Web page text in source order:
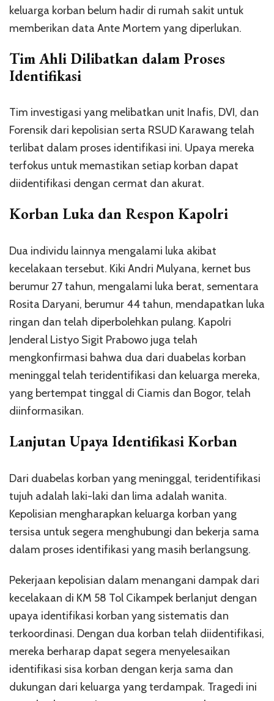
keluarga korban belum hadir di rumah sakit untuk
memberikan data Ante Mortem yang diperlukan.
Tim Ahli Dilibatkan dalam Proses
Identifikasi
Tim investigasi yang melibatkan unit Inafis, DVI, dan
Forensik dari kepolisian serta RSUD Karawang telah
terlibat dalam proses identifikasi ini. Upaya mereka
terfokus untuk memastikan setiap korban dapat
diidentifikasi dengan cermat dan akurat.
Korban Luka dan Respon Kapolri
Dua individu lainnya mengalami luka akibat
kecelakaan tersebut. Kiki Andri Mulyana, kernet bus
berumur 27 tahun, mengalami luka berat, sementara
Rosita Daryani, berumur 44 tahun, mendapatkan luka
ringan dan telah diperbolehkan pulang. Kapolri
Jenderal Listyo Sigit Prabowo juga telah
mengkonfirmasi bahwa dua dari duabelas korban
meninggal telah teridentifikasi dan keluarga mereka,
yang bertempat tinggal di Ciamis dan Bogor, telah
diinformasikan.
Lanjutan Upaya Identifikasi Korban
Dari duabelas korban yang meninggal, teridentifikasi
tujuh adalah laki-laki dan lima adalah wanita.
Kepolisian mengharapkan keluarga korban yang
tersisa untuk segera menghubungi dan bekerja sama
dalam proses identifikasi yang masih berlangsung.
Pekerjaan kepolisian dalam menangani dampak dari
kecelakaan di KM 58 Tol Cikampek berlanjut dengan
upaya identifikasi korban yang sistematis dan
terkoordinasi. Dengan dua korban telah diidentifikasi,
mereka berharap dapat segera menyelesaikan
identifikasi sisa korban dengan kerja sama dan
dukungan dari keluarga yang terdampak. Tragedi ini